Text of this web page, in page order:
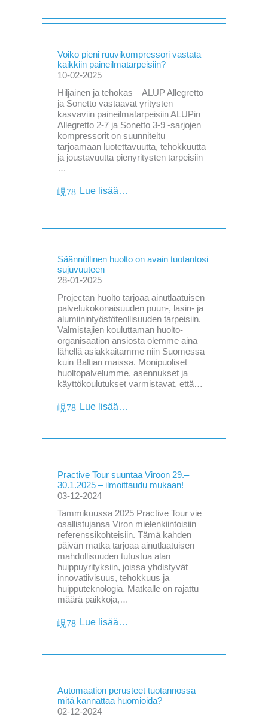
Voiko pieni ruuvikompressori vastata
kaikkiin paineilmatarpeisiin?
10-02-2025
Hiljainen ja tehokas – ALUP Allegretto
ja Sonetto vastaavat yritysten
kasvaviin paineilmatarpeisiin ALUPin
Allegretto 2-7 ja Sonetto 3-9 -sarjojen
kompressorit on suunniteltu
tarjoamaan luotettavuutta, tehokkuutta
ja joustavuutta pienyritysten tarpeisiin –
…
Lue lisää…
Säännöllinen huolto on avain tuotantosi
sujuvuuteen
28-01-2025
Projectan huolto tarjoaa ainutlaatuisen
palvelukokonaisuuden puun-, lasin- ja
alumiinintyöstöteollisuuden tarpeisiin.
Valmistajien kouluttaman huolto-
organisaation ansiosta olemme aina
lähellä asiakkaitamme niin Suomessa
kuin Baltian maissa. Monipuoliset
huoltopalvelumme, asennukset ja
käyttökoulutukset varmistavat, että…
Lue lisää…
Practive Tour suuntaa Viroon 29.–
30.1.2025 – ilmoittaudu mukaan!
03-12-2024
Tammikuussa 2025 Practive Tour vie
osallistujansa Viron mielenkiintoisiin
referenssikohteisiin. Tämä kahden
päivän matka tarjoaa ainutlaatuisen
mahdollisuuden tutustua alan
huippuyrityksiin, joissa yhdistyvät
innovatiivisuus, tehokkuus ja
huipputeknologia. Matkalle on rajattu
määrä paikkoja,…
Lue lisää…
Automaation perusteet tuotannossa –
mitä kannattaa huomioida?
02-12-2024